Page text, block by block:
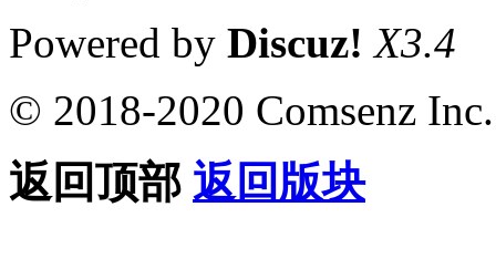
Powered by Discuz! X3.4
© 2018-2020 Comsenz Inc.
返回顶部 返回版块